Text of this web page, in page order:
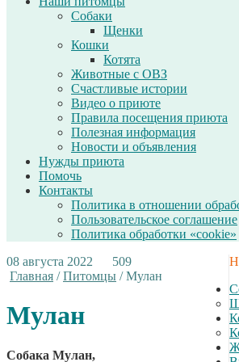
Собаки
Щенки
Кошки
Котята
Животные с ОВЗ
Счастливые истории
Видео о приюте
Правила посещения приюта
Полезная информация
Новости и объявления
Нужды приюта
Помочь
Контакты
Политика в отношении
Пользовательское соглашение
Политика обработки «cookie»
08 августа 2022
509
Главная /Питомцы /Мулан
Мулан
Собака Мулан,